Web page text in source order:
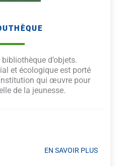
bibliothèque d’objets.
et écologique est porté
qui œuvre pour
de la jeunesse.
EN SAVOIR PLUS